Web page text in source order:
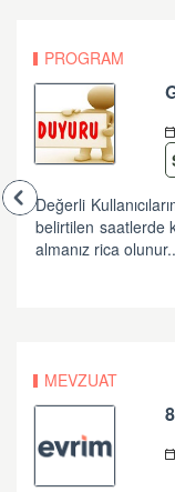
PROGRAM
Değerli
belirtilen saatlerde
almanız rica
MEVZUAT